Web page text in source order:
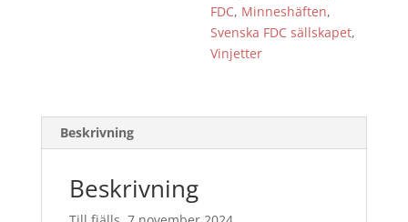
FDC, Minneshäften,
Svenska FDC sällskapet,
Vinjetter
Beskrivning
Beskrivning